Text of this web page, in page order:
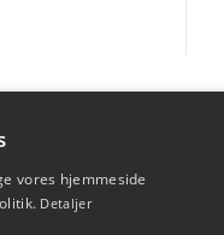
vores hjemmeside
Detaljer